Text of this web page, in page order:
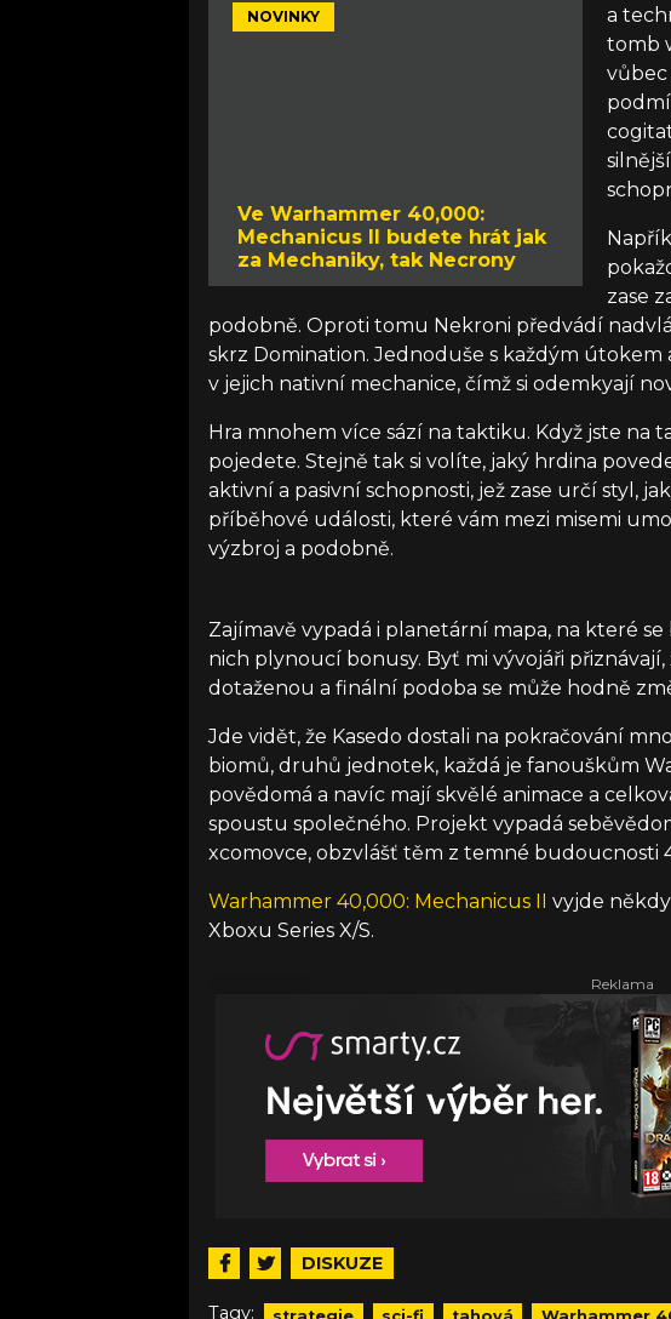
NOVINKY
Ve Warhammer 40,000:
Mechanicus II budete hrát jak
za Mechaniky, tak Necrony
a
tomb
vůbec
zase
podobně. Oproti tomu Nekroni předvádí
skrz Domination. Jednoduše s každým
v jejich nativní mechanice, čímž si odemkyají
Hra mnohem více sází na taktiku. Když jste na
pojedete. Stejně tak si volíte, jaký hrdina
aktivní a pasivní schopnosti, jež zase určí styl,
příběhové události, které vám mezi misemi
výzbroj a podobně.
Zajímavě vypadá i planetární mapa, na které
nich plynoucí bonusy. Byť mi vývojáři
dotaženou a finální podoba se může hodně
Jde vidět, že Kasedo dostali na pokračování
biomů, druhů jednotek, každá je fanouškům
povědomá a navíc mají skvělé animace a
spoustu společného. Projekt vypadá
xcomovce, obzvlášť těm z temné budoucnosti
Warhammer 40,000: Mechanicus II
vyjde
Xboxu Series X/S.
DISKUZE
Tagy: